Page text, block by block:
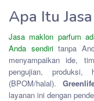
Apa Itu
Jasa maklon parfum
Anda sendiritanpa
menyampaikan ide,
pengujian,
(BPOM/halal).
layanan ini dengan